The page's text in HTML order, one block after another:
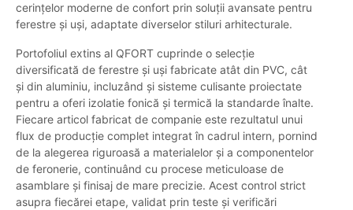
cerințelor moderne de confort prin soluții avansate pentru
ferestre și uși, adaptate diverselor stiluri arhitecturale.
Portofoliul extins al QFORT cuprinde o selecție
diversificată de ferestre și uși fabricate atât din PVC, cât
și din aluminiu, incluzând și sisteme culisante proiectate
pentru a oferi izolatie fonică și termică la standarde înalte.
Fiecare articol fabricat de companie este rezultatul unui
flux de producție complet integrat în cadrul intern, pornind
de la alegerea riguroasă a materialelor și a componentelor
de feronerie, continuând cu procese meticuloase de
asamblare și finisaj de mare precizie. Acest control strict
asupra fiecărei etape, validat prin teste și verificări